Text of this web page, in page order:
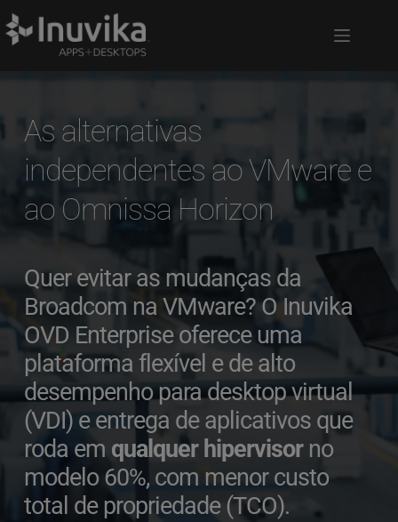
As alternativas
independentes ao VMware e
ao Omnissa Horizon
Quer evitar as mudanças da
Broadcom na VMware? O Inuvika
OVD Enterprise oferece uma
plataforma flexível e de alto
desempenho para desktop virtual
(VDI) e entrega de aplicativos que
roda em qualquer hipervisor no
modelo 60%, com menor custo
total de propriedade (TCO).